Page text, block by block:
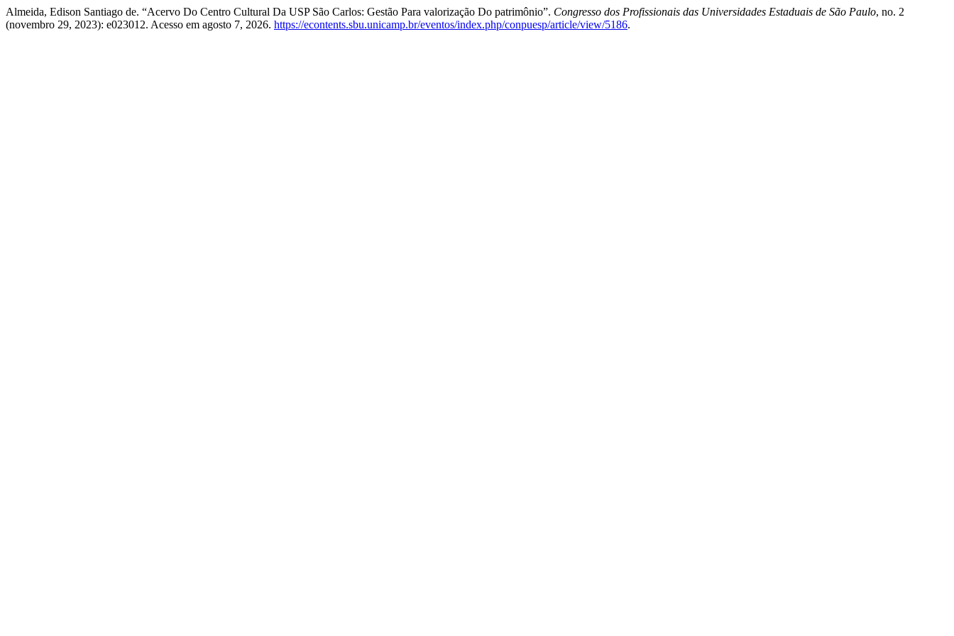
Almeida, Edison Santiago de. “Acervo Do Centro Cultural Da USP São Carlos: Gestão Para valorização Do patrimônio”. Congresso dos Profissionais das Universidades Estaduais de São Paulo, no. 2
(novembro 29, 2023): e023012. Acesso em agosto 7, 2026. https://econtents.sbu.unicamp.br/eventos/index.php/conpuesp/article/view/5186.